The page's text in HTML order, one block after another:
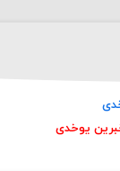
یوخدی